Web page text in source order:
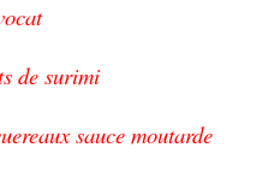
de surimi
sauce moutarde